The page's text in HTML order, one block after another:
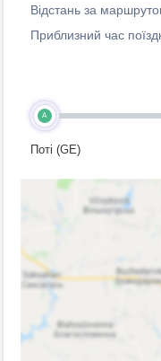
Відстань за
Приблизний час
A
Поті (GE)